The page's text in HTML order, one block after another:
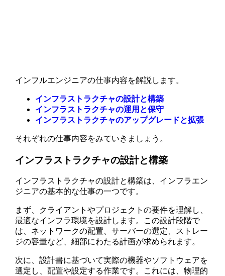
インフルエンジニアの仕事内容を解説します。
インフラストラクチャの設計と構築
インフラストラクチャの運用と保守
インフラストラクチャのアップグレードと拡張
それぞれの仕事内容をみていきましょう。
インフラストラクチャの設計と構築
インフラストラクチャの設計と構築は、インフラエン
ジニアの基本的な仕事の一つです。
まず、クライアントやプロジェクトの要件を理解し、
最適なインフラ環境を設計します。この設計段階で
は、ネットワークの配置、サーバーの選定、ストレー
ジの容量など、細部にわたる計画が求められます。
次に、設計書に基づいて実際の機器やソフトウェアを
選定し、配置や設定する作業です。これには、物理的